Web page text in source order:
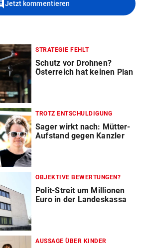
Jetzt kommentieren
STRATEGIE FEHLT
Schutz vor Drohnen?
Österreich hat keinen Plan
TROTZ ENTSCHULDIGUNG
Sager wirkt nach: Mütter-
Aufstand gegen Kanzler
OBJEKTIVE BEWERTUNGEN?
Polit-Streit um Millionen
Euro in der Landeskassa
AUSSAGE ÜBER KINDER